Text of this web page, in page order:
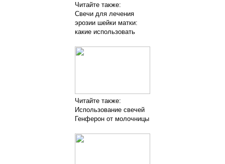
Читайте также:
Свечи для лечения
эрозии шейки матки:
какие использовать
Читайте также:
Использование свечей
Генферон от молочницы